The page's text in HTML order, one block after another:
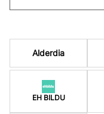
Alderdia
EH BILDU